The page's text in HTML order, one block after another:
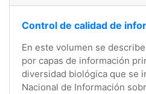
Control de calidad de
En este volumen se
por capas de información
diversidad biológica que se
Nacional de Información